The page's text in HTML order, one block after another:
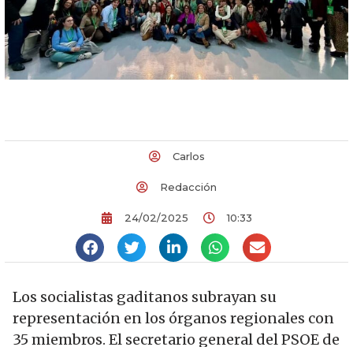
Carlos
Redacción
24/02/2025 10:33
Los socialistas gaditanos subrayan su
representación en los órganos regionales con
35 miembros. El secretario general del PSOE de